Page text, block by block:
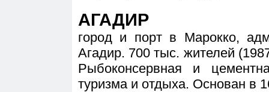
АГАДИР
город и порт в Марокко,
Агадир. 700 тыс. жителей
Рыбоконсервная и
туризма и отдыха. Основан в